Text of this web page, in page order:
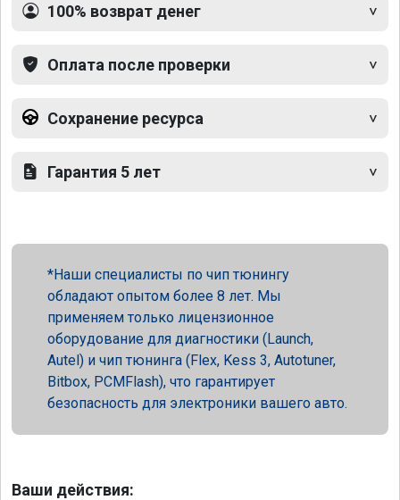
100% возврат денег
Оплата после проверки
Сохранение ресурса
Гарантия 5 лет
Наши специалисты по чип тюнингу
обладают опытом более 8 лет. Мы
применяем только лицензионное
оборудование для диагностики (Launch,
Autel) и чип тюнинга (Flex, Kess 3, Autotuner,
Bitbox, PCMFlash), что гарантирует
безопасность для электроники вашего авто.
Ваши действия: